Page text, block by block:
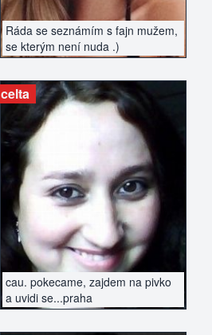
Ráda se seznámím s fajn mužem,
se kterým není nuda .)
cau. pokecame, zajdem na pivko
a uvidi se...praha
celta
ZOBRAZIT INZERÁT